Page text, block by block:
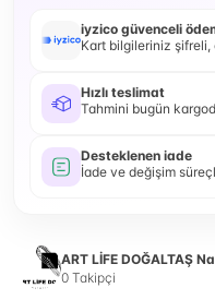
iyzico güvenceli
Kart bilgileriniz şifreli,
Hızlı teslimat
Tahmini bugün
Desteklenen iade
İade ve değişim
ART LİFE DOĞALTAŞ
0 Takipçi